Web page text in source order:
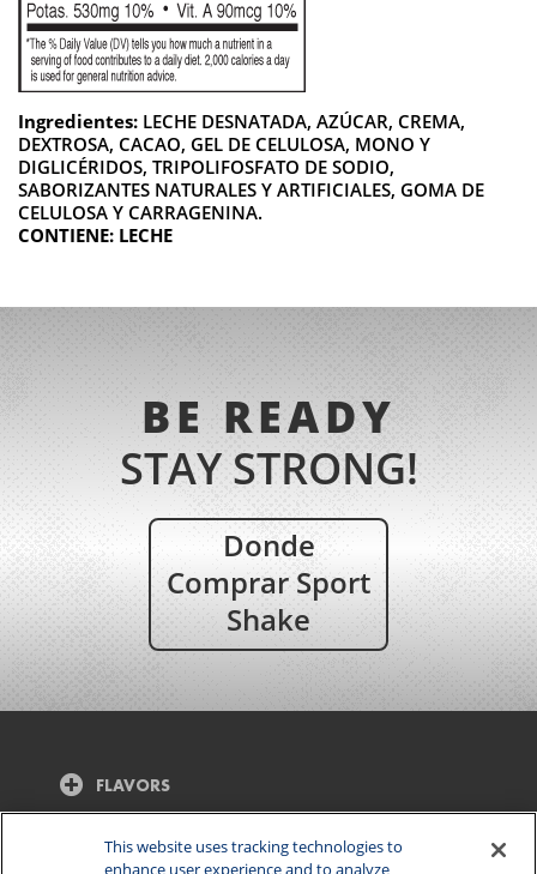
Ingredientes: LECHE DESNATADA, AZÚCAR, CREMA,
DEXTROSA, CACAO, GEL DE CELULOSA, MONO Y
DIGLICÉRIDOS, TRIPOLIFOSFATO DE SODIO,
SABORIZANTES NATURALES Y ARTIFICIALES, GOMA DE
CELULOSA Y CARRAGENINA.
CONTIENE: LECHE
BE READY
STAY STRONG!
Donde
Comprar Sport
Shake
FLAVORS
CONTACT US
This website uses tracking technologies to
enhance user experience and to analyze